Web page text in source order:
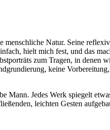
Natur. Seine
hielt mich fest, und das
zum Tragen, in denen
keine
Mann. Jedes Werk spiegelt
leichten Gesten